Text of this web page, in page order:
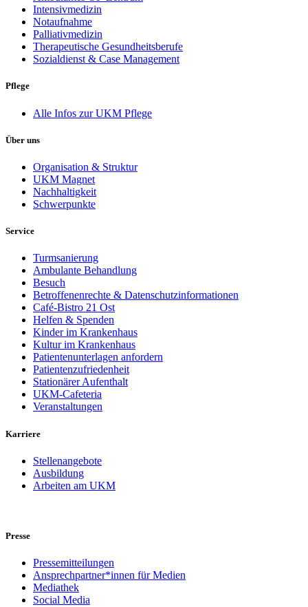
Intensivmedizin
Notaufnahme
Palliativmedizin
Therapeutische Gesundheitsberufe
Sozialdienst & Case Management
Pflege
Alle Infos zur UKM Pflege
Über uns
Organisation & Struktur
UKM Magnet
Nachhaltigkeit
Schwerpunkte
Service
Turmsanierung
Ambulante Behandlung
Besuch
Betroffenenrechte & Datenschutzinformationen
Café-Bistro 21 Ost
Helfen & Spenden
Kinder im Krankenhaus
Kultur im Krankenhaus
Patientenunterlagen anfordern
Patientenzufriedenheit
Stationärer Aufenthalt
UKM-Cafeteria
Veranstaltungen
Karriere
Stellenangebote
Ausbildung
Arbeiten am UKM
Presse
Pressemitteilungen
Ansprechpartner*innen für Medien
Mediathek
Social Media